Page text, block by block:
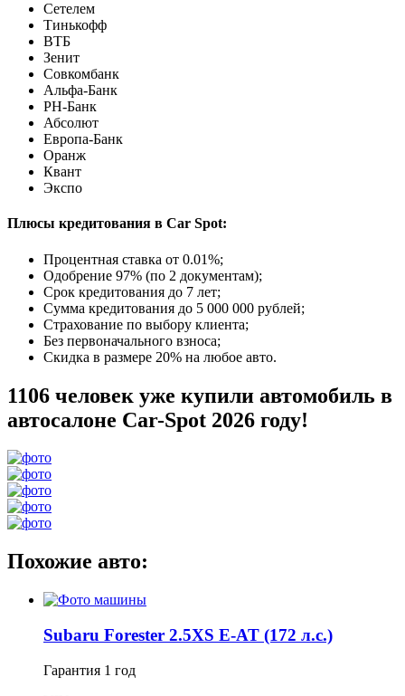
Сетелем
Тинькофф
ВТБ
Зенит
Совкомбанк
Альфа-Банк
РН-Банк
Абсолют
Европа-Банк
Оранж
Квант
Экспо
Плюсы кредитования в Car Spot:
Процентная ставка от 0.01%;
Одобрение 97% (по 2 документам);
Срок кредитования до 7 лет;
Сумма кредитования до 5 000 000 рублей;
Страхование по выбору клиента;
Без первоначального взноса;
Скидка в размере 20% на любое авто.
1106 человек уже купили автомобиль в
автосалоне Car-Spot 2026 году!
Похожие авто:
Subaru Forester 2.5XS E-AT (172 л.с.)
Гарантия 1 год